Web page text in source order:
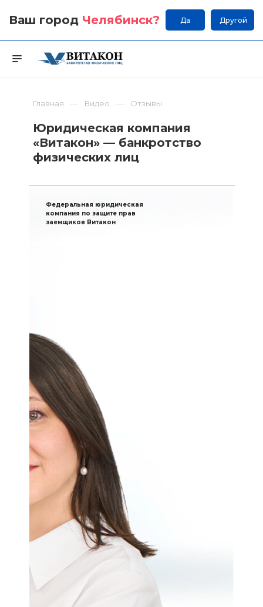
Ваш город Челябинск? Да Другой
Главная Видео Отзывы
Юридическая компания
«Витакон» — банкротство
физических лиц
Федеральная юридическая
компания по защите прав
заемщиков Витакон